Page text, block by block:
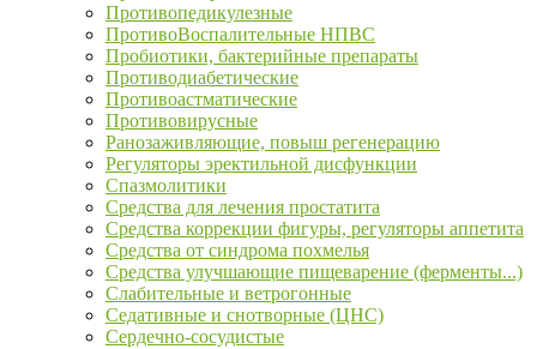
Противопедикулезные
ПротивоВоспалительные НПВС
Пробиотики, бактерийные препараты
Противодиабетические
Противоастматические
Противовирусные
Ранозаживляющие, повыш регенерацию
Регуляторы эректильной дисфункции
Спазмолитики
Средства для лечения простатита
Средства коррекции фигуры, регуляторы аппетита
Средства от синдрома похмелья
Средства улучшающие пищеварение (ферменты...)
Слабительные и ветрогонные
Седативные и снотворные (ЦНС)
Сердечно-сосудистые